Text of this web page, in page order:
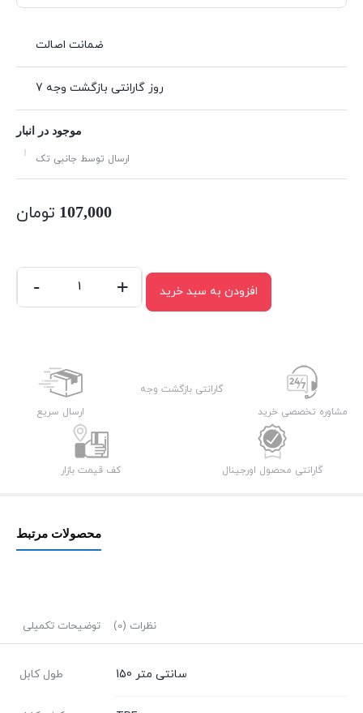
ضمانت اصالت
7 روز گارانتی بازگشت وجه
موجود در انبار
ارسال توسط جانبی تک
107,000 تومان
- + افزودن به سبد خرید
ارسال سریع
گارانتی بازگشت وجه
مشاوره تخصصی خرید
کف قیمت بازار گارانتی محصول اورجینال
محصولات مرتبط
توضیحات تکمیلی نظرات (0)
طول کابل 150 سانتی متر